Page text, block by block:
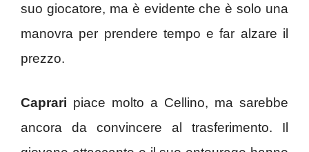
suo giocatore, ma è evidente che è solo una
manovra per prendere tempo e far alzare il
prezzo.
Caprari piace molto a Cellino, ma sarebbe
ancora da convincere al trasferimento. Il